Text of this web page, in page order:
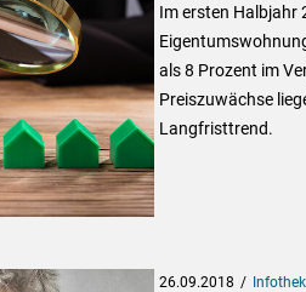
Im ersten Halbjahr
als 8 Prozent im
Preiszuwächse
Langfristtrend.
26.09.2018